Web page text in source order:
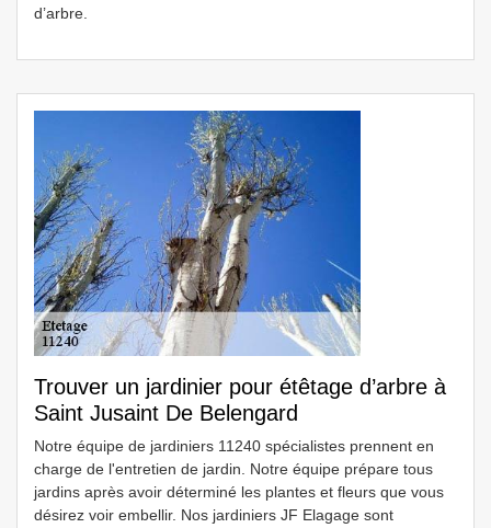
d’arbre.
Trouver un jardinier pour étêtage d’arbre à
Saint Jusaint De Belengard
Notre équipe de jardiniers 11240 spécialistes prennent en
charge de l'entretien de jardin. Notre équipe prépare tous
jardins après avoir déterminé les plantes et fleurs que vous
désirez voir embellir. Nos jardiniers JF Elagage sont